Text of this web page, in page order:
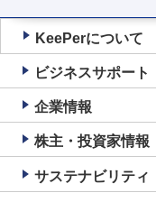
KeePerについて
ビジネスサポート
企業情報
株主・投資家情報
サステナビリティ